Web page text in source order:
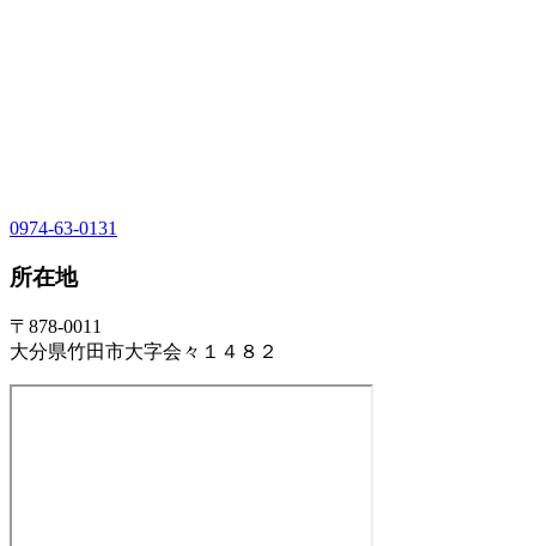
0974-63-0131
所在地
〒878-0011
大分県竹田市大字会々１４８２